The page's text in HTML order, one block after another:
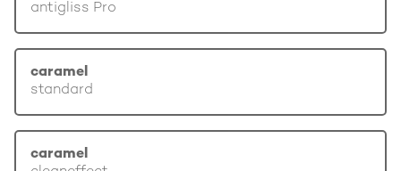
antigliss Pro
caramel
standard
caramel